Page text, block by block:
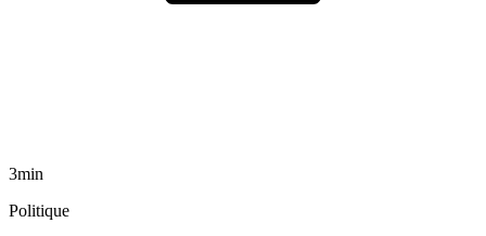
3min
Politique